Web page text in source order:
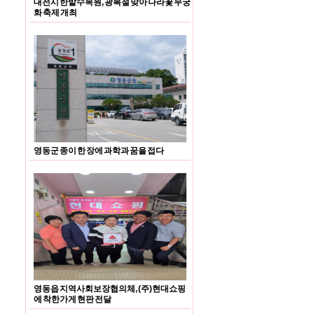
대전시 한밭수목원, 광복절 맞아 나라꽃 무궁
화 축제 개최
영동군 종이 한 장에 과학과 꿈을 접다
영동읍 지역사회보장협의체, (주)현대쇼핑
에 착한가게 현판 전달